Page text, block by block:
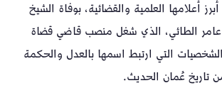
أعلامها العلمية والقضائية، بوفاة الشيخ
الطائي، الذي شغل منصب قاضي قضاة
التي ارتبط اسمها بالعدل والحكمة
تاريخ عُمان الحديث.